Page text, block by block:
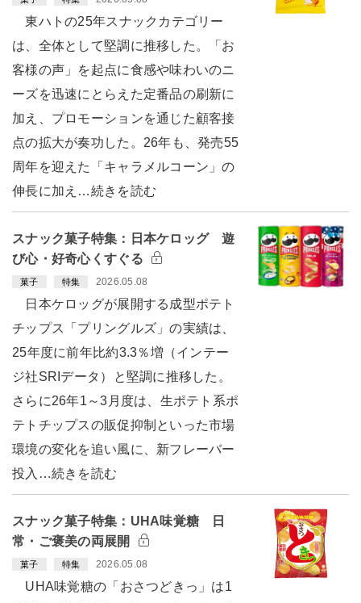
東ハトの25年スナックカテゴリー
は、全体として堅調に推移した。「お
客様の声」を起点に食感や味わいのニ
ーズを迅速にとらえた定番品の刷新に
加え、プロモーションを通じた顧客接
点の拡大が奏功した。26年も、発売55
周年を迎えた「キャラメルコーン」の
伸長に加え…続きを読む
スナック菓子特集：日本ケロッグ 遊
び心・好奇心くすぐる
菓子 特集 2026.05.08
日本ケロッグが展開する成型ポテト
チップス「プリングルズ」の実績は、
25年度に前年比約3.3％増（インテー
ジ社SRIデータ）と堅調に推移した。
さらに26年1～3月度は、生ポテト系ポ
テトチップスの販促抑制といった市場
環境の変化を追い風に、新フレーバー
投入…続きを読む
スナック菓子特集：UHA味覚糖 日
常・ご褒美の両展開
菓子 特集 2026.05.08
UHA味覚糖の「おさつどきっ」は1